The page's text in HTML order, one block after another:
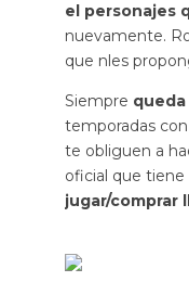
el personajes
nuevamente.
que nles
Siempre
temporadas
te obliguen a
oficial que
jugar/comprar